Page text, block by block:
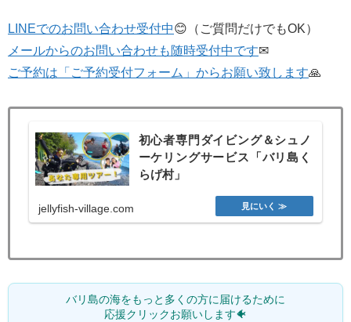
LINEでのお問い合わせ受付中😊（ご質問だけでもOK）
メールからのお問い合わせも随時受付中です✉
ご予約は「ご予約受付フォーム」からお願い致します🙏
初心者専門ダイビング＆シュノ
ーケリングサービス「バリ島く
らげ村」
jellyfish-village.com
バリ島の海をもっと多くの方に届けるために
応援クリックお願いします🐠